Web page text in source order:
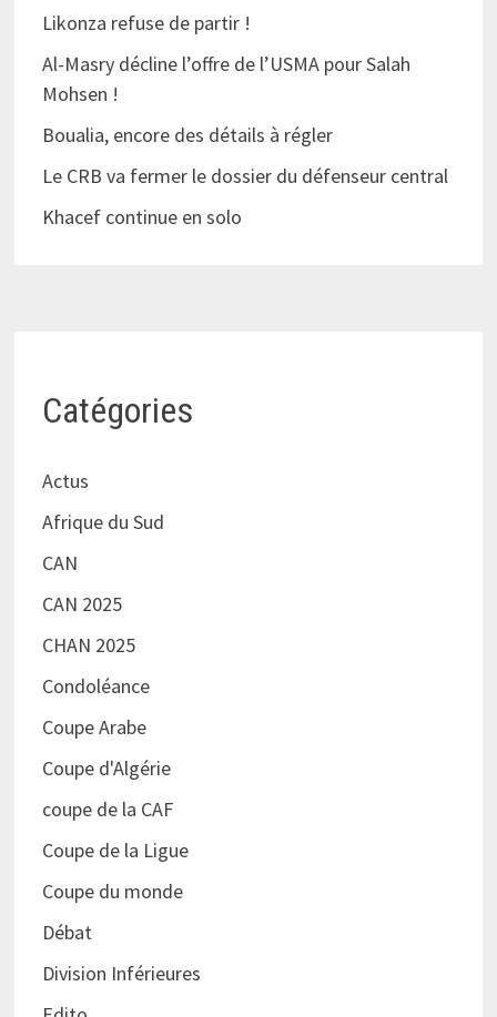
Likonza refuse de partir !
Al-Masry décline l’offre de l’USMA pour Salah
Mohsen !
Boualia, encore des détails à régler
Le CRB va fermer le dossier du défenseur central
Khacef continue en solo
Catégories
Actus
Afrique du Sud
CAN
CAN 2025
CHAN 2025
Condoléance
Coupe Arabe
Coupe d'Algérie
coupe de la CAF
Coupe de la Ligue
Coupe du monde
Débat
Division Inférieures